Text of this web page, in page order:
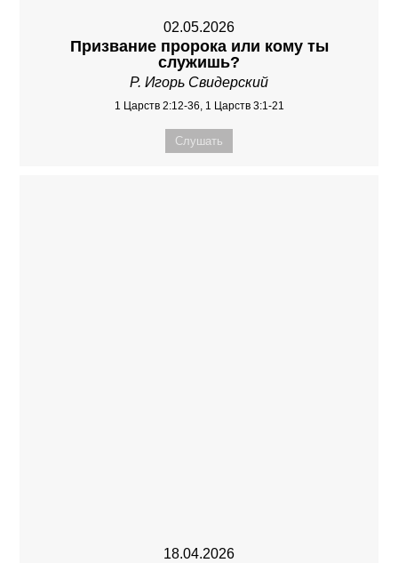
02.05.2026
Призвание пророка или кому ты
служишь?
Р. Игорь Свидерский
1 Царств 2:12-36, 1 Царств 3:1-21
Слушать
18.04.2026